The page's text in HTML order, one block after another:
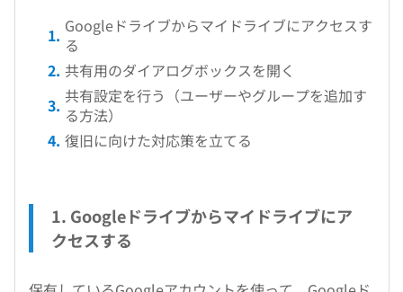
Googleドライブからマイドライブにアクセスす
る
共有用のダイアログボックスを開く
共有設定を行う（ユーザーやグループを追加す
る方法）
復旧に向けた対応策を立てる
1. Googleドライブからマイドライブにア
クセスする